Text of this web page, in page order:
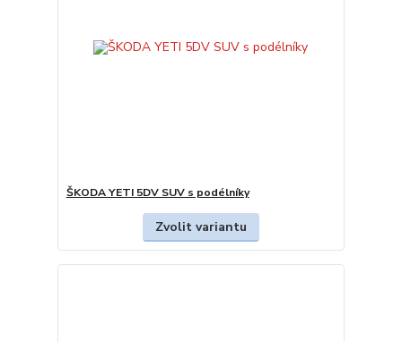
ŠKODA YETI 5DV SUV s podélníky
Zvolit variantu